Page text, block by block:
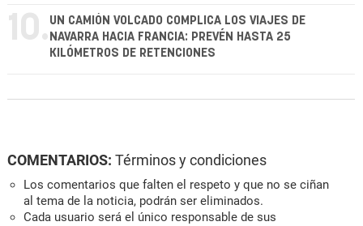
10. UN CAMIÓN VOLCADO COMPLICA LOS VIAJES DE
NAVARRA HACIA FRANCIA: PREVÉN HASTA 25
KILÓMETROS DE RETENCIONES
COMENTARIOS: Términos y condiciones
Los comentarios que falten el respeto y que no se ciñan
al tema de la noticia, podrán ser eliminados.
Cada usuario será el único responsable de sus